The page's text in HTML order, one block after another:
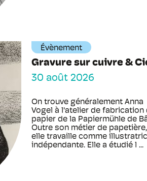
Évènement
Gravure sur cuivre &
30 août 2026
On trouve généralement Anna
Vogel à l'atelier de fabrication
papier de la Papiermühle de
Outre son métier de papetière,
elle travaille comme
indépendante. Elle a étudié l ...